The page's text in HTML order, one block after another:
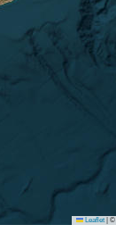
Leaflet ©